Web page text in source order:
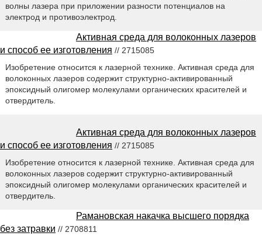
волны лазера при приложении разности потенциалов на
электрод и противоэлектрод.
Активная среда для волоконных лазеров
и способ ее изготовления // 2715085
Изобретение относится к лазерной технике. Активная среда для
волоконных лазеров содержит структурно-активированный
эпоксидный олигомер молекулами органических красителей и
отвердитель.
Активная среда для волоконных лазеров
и способ ее изготовления // 2715085
Изобретение относится к лазерной технике. Активная среда для
волоконных лазеров содержит структурно-активированный
эпоксидный олигомер молекулами органических красителей и
отвердитель.
Рамановская накачка высшего порядка
без затравки // 2708811